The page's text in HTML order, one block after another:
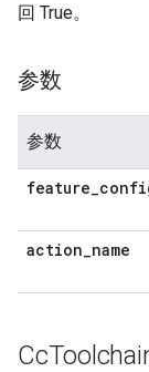
回 True。
参数
参数
feature_
action_name
Cc